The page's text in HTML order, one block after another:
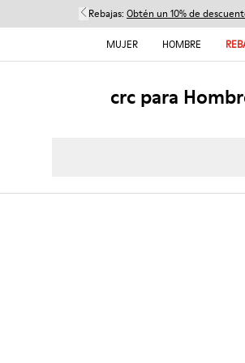
Rebajas: Obtén un 10% de
MUJER
HOMBRE
crc para